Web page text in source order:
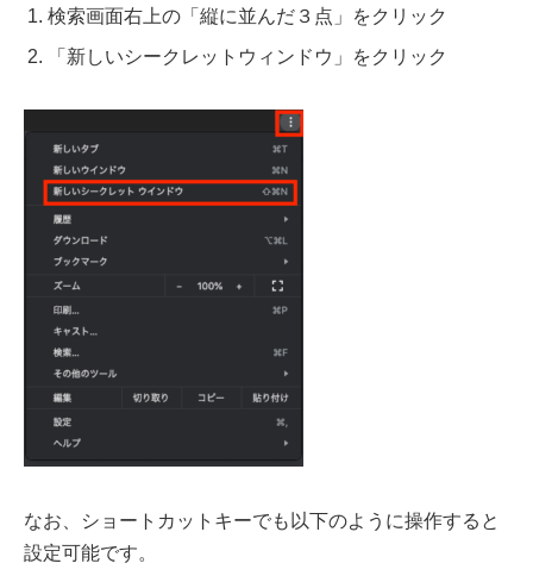
検索画面右上の「縦に並んだ３点」をクリック
「新しいシークレットウィンドウ」をクリック
なお、ショートカットキーでも以下のように操作すると
設定可能です。